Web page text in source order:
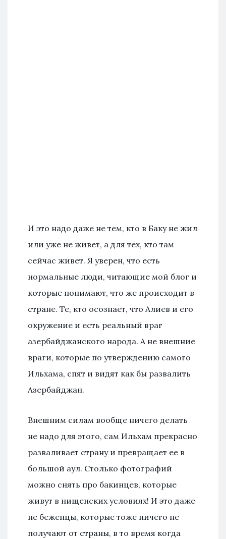
И это надо даже не тем, кто в Баку не жил
или уже не живет, а для тех, кто там
сейчас живет. Я уверен, что есть
нормальные люди, читающие мой блог и
которые понимают, что же происходит в
стране. Те, кто осознает, что Алиев и его
окружение и есть реальный враг
азербайджанского народа. А не внешние
враги, которые по утверждению самого
Ильхама, спят и видят как бы развалить
Азербайджан.
Внешним силам вообще ничего делать
не надо для этого, сам Ильхам прекрасно
разваливает страну и превращает ее в
большой аул. Столько фотографий
можно снять про бакинцев, которые
живут в нищенских условиях! И это даже
не беженцы, которые тоже ничего не
получают от страны, в то время когда